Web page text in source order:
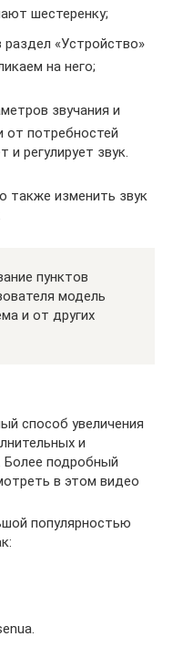
шестеренку;
раздел «Устройство»
на него;
звучания и
от потребностей
и регулирует звук.
также изменить звук
пунктов
модель
и от других
способ увеличения
и
Более подробный
в этом видео
популярностью